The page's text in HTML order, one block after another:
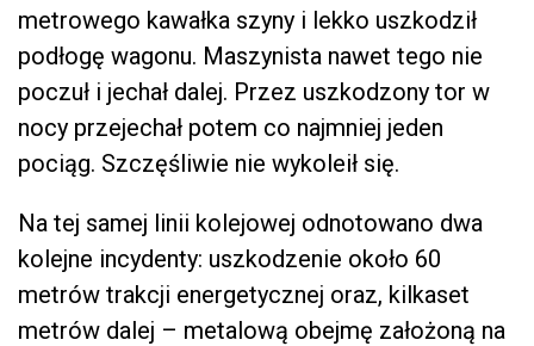
metrowego kawałka szyny i lekko uszkodził
podłogę wagonu. Maszynista nawet tego nie
poczuł i jechał dalej. Przez uszkodzony tor w
nocy przejechał potem co najmniej jeden
pociąg. Szczęśliwie nie wykoleił się.
Na tej samej linii kolejowej odnotowano dwa
kolejne incydenty: uszkodzenie około 60
metrów trakcji energetycznej oraz, kilkaset
metrów dalej – metalową obejmę założoną na